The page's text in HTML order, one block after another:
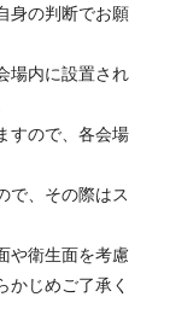
身の判断でお願
場内に設置され
すので、各会場
で、その際はス
や衛生面を考慮
かじめご了承く